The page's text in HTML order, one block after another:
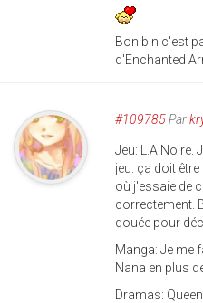
Bon bin c'est
d'Enchanted
#109785Par
Jeu: L.A Noire.
jeu. ça doit
où j'essaie de
correctement.
douée pour
Manga: Je me
Nana en plus
Dramas: